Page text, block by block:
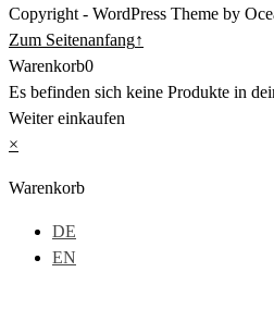
Copyright - WordPress Theme by
Zum Seitenanfang↑
Warenkorb0
Es befinden sich keine Produkte in
Weiter einkaufen
×
Warenkorb
DE
EN